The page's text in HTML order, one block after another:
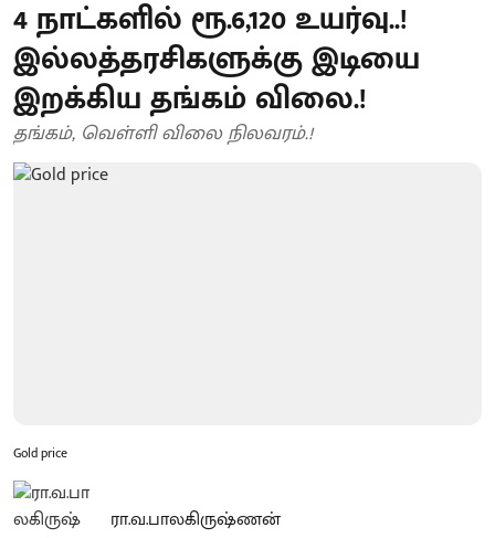
4 நாட்களில் ரூ.6,120 உயர்வு..!
இல்லத்தரசிகளுக்கு இடியை
இறக்கிய தங்கம் விலை.!
தங்கம், வெள்ளி விலை நிலவரம்.!
Gold price
ரா.வ.பாலகிருஷ்ணன்